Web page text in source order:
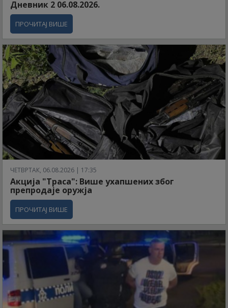
Дневник 2 06.08.2026.
ПРОЧИТАЈ ВИШЕ
ЧЕТВРТАК, 06.08.2026 | 17:35
Акција "Траса": Више ухапшених због
препродаје оружја
ПРОЧИТАЈ ВИШЕ